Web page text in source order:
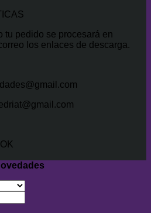
tu pedido se procesará en
los enlaces de descarga.